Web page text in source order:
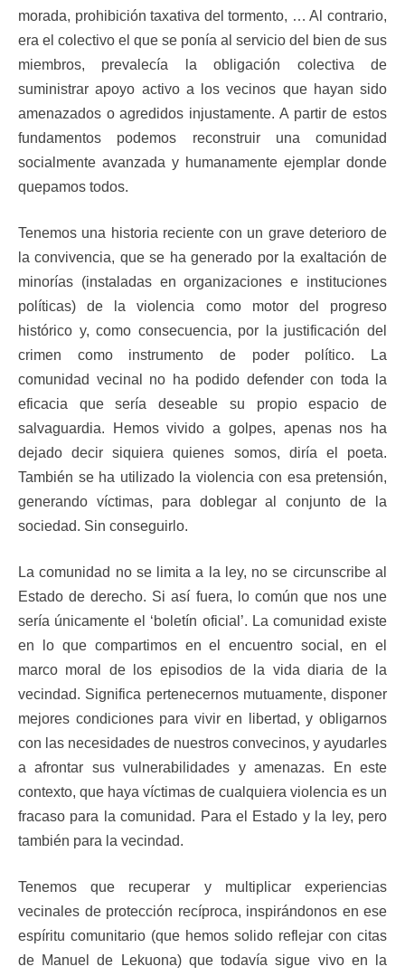
morada, prohibición taxativa del tormento, … Al contrario,
era el colectivo el que se ponía al servicio del bien de sus
miembros, prevalecía la obligación colectiva de
suministrar apoyo activo a los vecinos que hayan sido
amenazados o agredidos injustamente. A partir de estos
fundamentos podemos reconstruir una comunidad
socialmente avanzada y humanamente ejemplar donde
quepamos todos.
Tenemos una historia reciente con un grave deterioro de
la convivencia, que se ha generado por la exaltación de
minorías (instaladas en organizaciones e instituciones
políticas) de la violencia como motor del progreso
histórico y, como consecuencia, por la justificación del
crimen como instrumento de poder político. La
comunidad vecinal no ha podido defender con toda la
eficacia que sería deseable su propio espacio de
salvaguardia. Hemos vivido a golpes, apenas nos ha
dejado decir siquiera quienes somos, diría el poeta.
También se ha utilizado la violencia con esa pretensión,
generando víctimas, para doblegar al conjunto de la
sociedad. Sin conseguirlo.
La comunidad no se limita a la ley, no se circunscribe al
Estado de derecho. Si así fuera, lo común que nos une
sería únicamente el ‘boletín oficial’. La comunidad existe
en lo que compartimos en el encuentro social, en el
marco moral de los episodios de la vida diaria de la
vecindad. Significa pertenecernos mutuamente, disponer
mejores condiciones para vivir en libertad, y obligarnos
con las necesidades de nuestros convecinos, y ayudarles
a afrontar sus vulnerabilidades y amenazas. En este
contexto, que haya víctimas de cualquiera violencia es un
fracaso para la comunidad. Para el Estado y la ley, pero
también para la vecindad.
Tenemos que recuperar y multiplicar experiencias
vecinales de protección recíproca, inspirándonos en ese
espíritu comunitario (que hemos solido reflejar con citas
de Manuel de Lekuona) que todavía sigue vivo en la